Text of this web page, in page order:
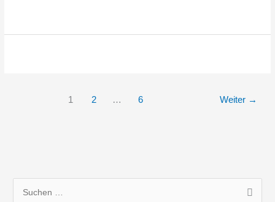
1 2 … 6 Weiter →